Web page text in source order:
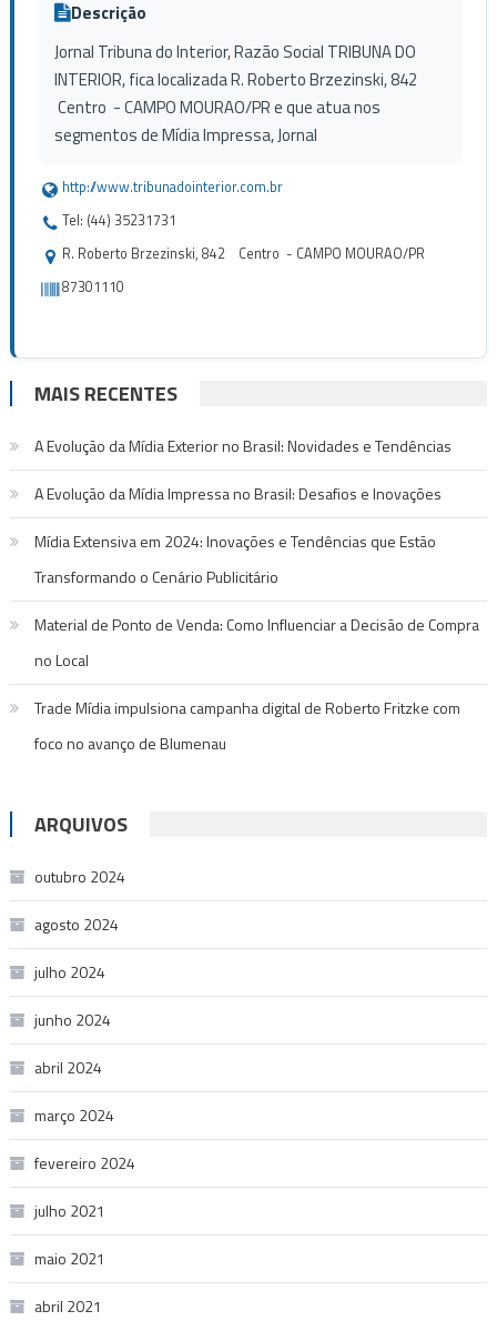
Descrição
Jornal Tribuna do Interior, Razão Social TRIBUNA DO
INTERIOR, fica localizada R. Roberto Brzezinski, 842
Centro - CAMPO MOURAO/PR e que atua nos
segmentos de Mídia Impressa, Jornal
http://www.tribunadointerior.com.br
Tel: (44) 35231731
R. Roberto Brzezinski, 842 Centro - CAMPO MOURAO/PR
87301110
MAIS RECENTES
A Evolução da Mídia Exterior no Brasil: Novidades e Tendências
A Evolução da Mídia Impressa no Brasil: Desafios e Inovações
Mídia Extensiva em 2024: Inovações e Tendências que Estão
Transformando o Cenário Publicitário
Material de Ponto de Venda: Como Influenciar a Decisão de Compra
no Local
Trade Mídia impulsiona campanha digital de Roberto Fritzke com
foco no avanço de Blumenau
ARQUIVOS
outubro 2024
agosto 2024
julho 2024
junho 2024
abril 2024
março 2024
fevereiro 2024
julho 2021
maio 2021
abril 2021